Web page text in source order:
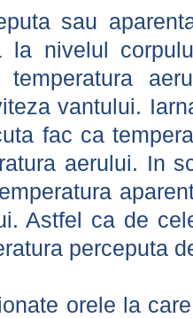
sau
la nivelul
temperatura
vantului.
fac ca
aerului. In
Astfel ca de
perceputa
orele la